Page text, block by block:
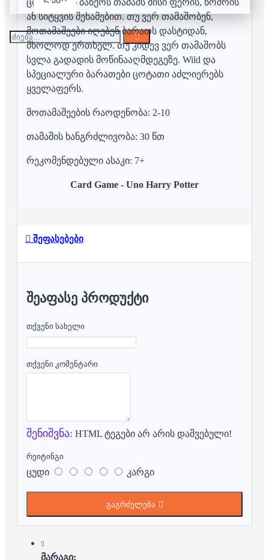
ცდილობენ ბანქოს თამაშს მისი ფერის, ნომრის
ან სიტყვის შეხამებით. თუ ვერ თამაშობენ,
მოთამაშეები იღებენ ბარათს დასტიდან,
მხოლოდ ერთხელ. თუ კიდევ ვერ თამაშობს
სვლა გადადის მოწინააღმდეგეზე. Wild და
სპეციალური ბარათები ცოტათი აძლიერებს
ყველაფერს.
მოთამაშეების რაოდენობა: 2-10
თამაშის ხანგრძლივობა: 30 წთ
რეკომენდებული ასაკი: 7+
Card Game - Uno Harry Potter
შეფასებები
ᲨᲔᲐᲤᲐᲡᲔ ᲞᲠᲝᲓᲣᲥᲢᲘ
თქვენი სახელი
თქვენი კომენტარი
შენიშვნა: HTML ტეგები არ არის დაშვებული!
რეიტინგი
ცუდი კარგი
გაგრძელება
მარაგი: